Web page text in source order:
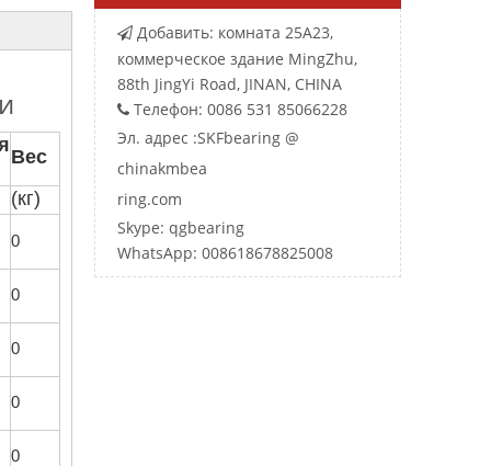
Вес
(кг)
0
0
0
0
0
 Добавить: комната 25A23,
коммерческое здание MingZhu,
88th JingYi Road, JINAN, CHINA
 Телефон: 0086 531 85066228
Эл. адрес :SKFbearing @
chinakmbea
ring.com
Skype: qgbearing
WhatsApp: 008618678825008